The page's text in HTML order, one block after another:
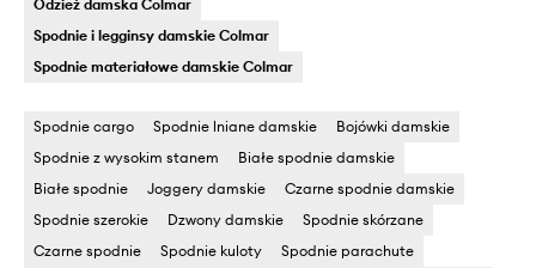
Odzież damska Colmar
Spodnie i legginsy damskie Colmar
Spodnie materiałowe damskie Colmar
Spodnie cargo Spodnie lniane damskie
Bojówki damskie
Spodnie z wysokim stanem
Białe spodnie damskie
Białe spodnie
Joggery damskie
Czarne spodnie damskie
Spodnie szerokie
Dzwony damskie
Spodnie skórzane
Czarne spodnie
Spodnie kuloty
Spodnie parachute